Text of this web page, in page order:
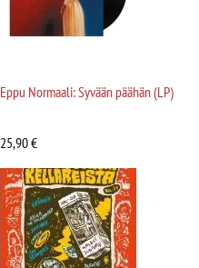
Eppu Normaali: Syvään päähän (LP)
25,90€